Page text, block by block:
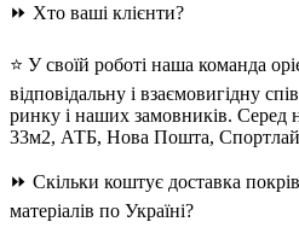
⏩ Хто ваші клієнти?
⭐ У своїй роботі наша команда
відповідальну і взаємовигідну
ринку і наших замовників. Серед
33м2, АТБ, Нова Пошта,
⏩ Скільки коштує доставка
матеріалів по Україні?